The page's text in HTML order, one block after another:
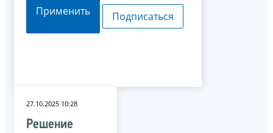
Применить Подписаться
27.10.2025 10:28
Решение